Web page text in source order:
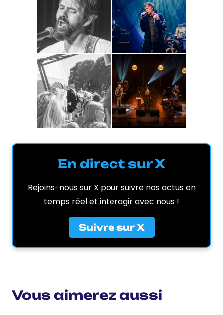
En direct sur X
Rejoins-nous sur X pour suivre nos actus en
temps réel et interagir avec nous !
Suivre sur X
Vous aimerez aussi